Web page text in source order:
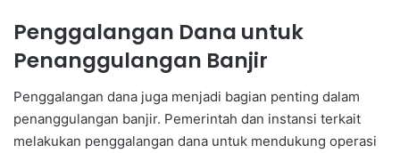
Penggalangan Dana untuk
Penanggulangan Banjir
Penggalangan dana juga menjadi bagian penting dalam
penanggulangan banjir. Pemerintah dan instansi terkait
melakukan penggalangan dana untuk mendukung operasi